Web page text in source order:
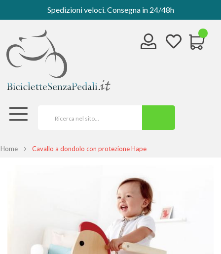
Spedizioni veloci. Consegna in 24/48h
Home Cavallo a dondolo con protezione Hape